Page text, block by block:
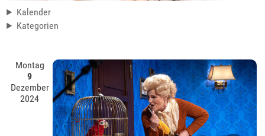
Kalender
Kategorien
Montag
9
Dezember
2024